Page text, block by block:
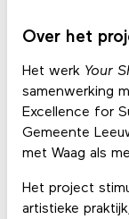
Over het
Het werk Your
samenwerking
Excellence for
Gemeente
met Waag als
Het project
artistieke